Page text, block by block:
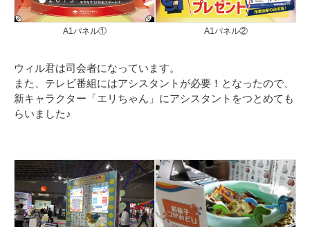
A1パネル① A1パネル②
ウィル君は司会者になっています。
また、テレビ番組にはアシスタントが必要！となったので、
新キャラクター「エリちゃん」にアシスタントをつとめても
らいました♪